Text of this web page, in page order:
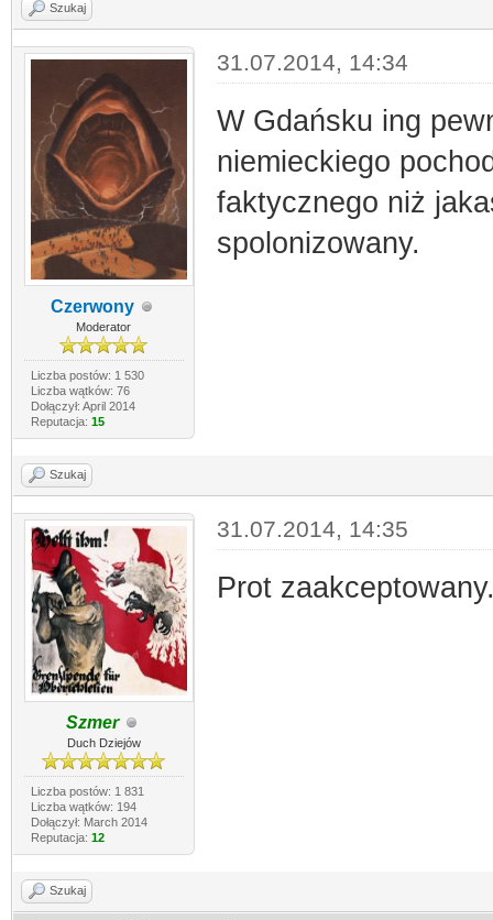
Szukaj
Czerwony
Moderator
Liczba postów: 1 530
Liczba wątków: 76
Dołączył: April 2014
Reputacja: 15
31.07.2014, 14:34
W Gdańsku ing
niemieckiego
faktycznego niż
spolonizowany.
Szukaj
Szmer
Duch Dziejów
Liczba postów: 1 831
Liczba wątków: 194
Dołączył: March 2014
Reputacja: 12
31.07.2014, 14:35
Prot
Szukaj